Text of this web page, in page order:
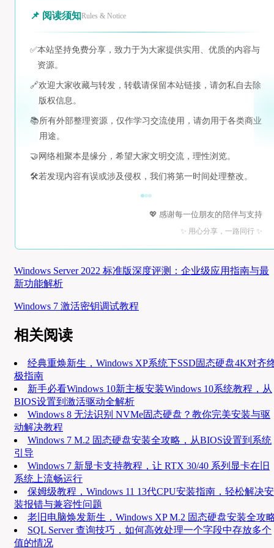
📌 阅读须知Rules & Notice
✅本站坚持免费分享，致力于为大家提供实用、优质的内容与
资源。
🔗欢迎大家收藏与转发，转载请保留本站链接，请勿私自去除
版权信息。
📚所有外部整理资源，仅作学习交流使用，请勿用于各类商业
用途。
🤝 网络相聚本是缘分，希望大家文明交流，理性浏览。
🛠️若发现内容有误或涉及侵权，我们将第一时间处理整改。
💖 感谢每一位朋友的陪伴与支持
✨ 用心分享，一路同行 ✨
Windows Server 2022 标准版深度评测：企业级应用指南与最
新功能解析
Windows 7 激活密钥调试教程
相关阅读
经典重焕新生，Windows XP系统下SSD固态硬盘4K对齐
极指南
新手必看Windows 10新主板安装Windows 10系统教程，从
BIOS设置到激活驱动全解析
Windows 8 无法识别 NVMe固态硬盘？教你完美安装与驱
动解决教程
Windows 7 M.2 固态硬盘安装全攻略，从BIOS设置到系统
引导
Windows 7 新显卡支持教程，让 RTX 30/40 系列显卡在旧
系统上流畅运行
保姆级教程，Windows 11 13代CPU安装指南，轻松解决安
装报错与兼容性问题
老旧电脑焕发新生，Windows XP M.2 固态硬盘安装全攻
SQL Server 查询技巧，如何高效处理一个字段中存放多个
值的情况